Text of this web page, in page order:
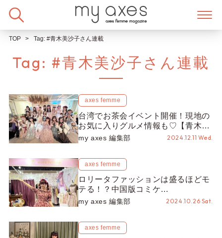
TOP Tag: #青木美沙子さん連載
Tag: #青木美沙子さん連載
axes femme
台湾でお茶会イベント開催！現地の
お気に入りグルメ情報も♡【青木美
沙子さん連載 #4】
my axes 編集部 2024.12.11 Wed.
axes femme
ロリータファッションは盛るほどモ
テる！？中国版コミケ
「COMICUP」で見えた、最新中国
my axes 編集部 2024.10.26 Sat.
axes femme